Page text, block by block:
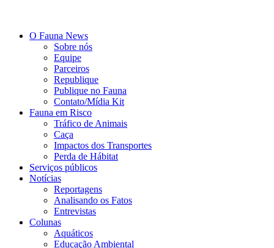
O Fauna News
Sobre nós
Equipe
Parceiros
Republique
Publique no Fauna
Contato/Mídia Kit
Fauna em Risco
Tráfico de Animais
Caça
Impactos dos Transportes
Perda de Hábitat
Serviços públicos
Notícias
Reportagens
Analisando os Fatos
Entrevistas
Colunas
Aquáticos
Educação Ambiental